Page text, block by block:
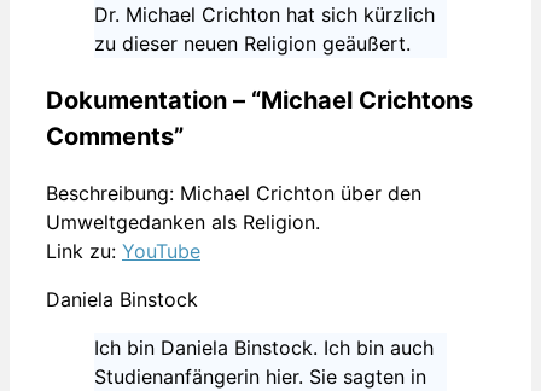
Dr. Michael Crichton hat sich kürzlich
zu dieser neuen Religion geäußert.
Dokumentation – “Michael Crichtons
Comments”
Beschreibung: Michael Crichton über den
Umweltgedanken als Religion.
Link zu: YouTube
Daniela Binstock
Ich bin Daniela Binstock. Ich bin auch
Studienanfängerin hier. Sie sagten in